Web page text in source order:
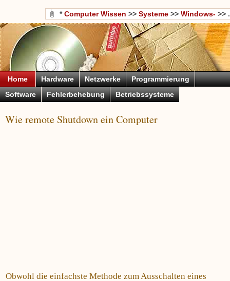
*Computer Wissen >> Systeme >> Windows- >> .
Home Hardware Netzwerke
Programmierung
Software
Fehlerbehebung Betriebssysteme
Wie remote Shutdown ein Computer
Obwohl die einfachste Methode zum Ausschalten eines